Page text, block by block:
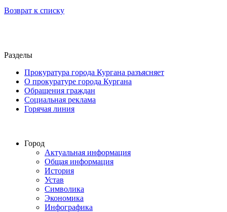
Возврат к списку
Разделы
Прокуратура города Кургана разъясняет
О прокуратуре города Кургана
Обращения граждан
Социальная реклама
Горячая линия
Город
Актуальная информация
Общая информация
История
Устав
Символика
Экономика
Инфографика